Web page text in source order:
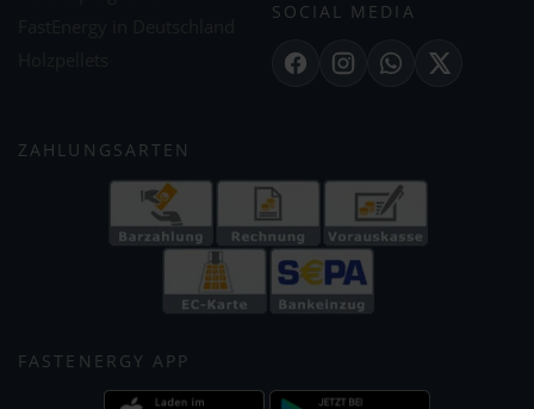
SOCIAL MEDIA
FacebookInstagramWhatsApp
X
ZAHLUNGSARTEN
FASTENERGY APP